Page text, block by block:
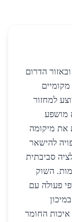
הדרום
למחזור
והוא מושפע
את מיקומה
להישאר
סביבתית
השוק
פעולה עם
איכות החומר